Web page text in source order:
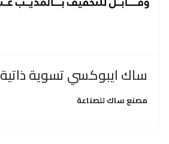
ساك ايبوكسي تسوية ذاتية S202
مصنع ساك للصناعة